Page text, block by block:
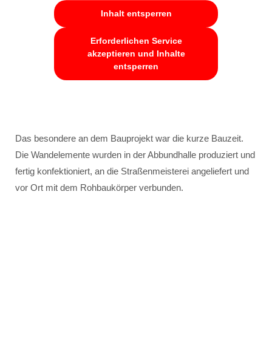
Inhalt entsperren
Erforderlichen Service
akzeptieren und Inhalte
entsperren
Das besondere an dem Bauprojekt war die kurze Bauzeit.
Die Wandelemente wurden in der Abbundhalle produziert und
fertig konfektioniert, an die Straßenmeisterei angeliefert und
vor Ort mit dem Rohbaukörper verbunden.